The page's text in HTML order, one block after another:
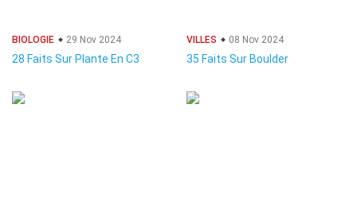
BIOLOGIE 29 Nov 2024
28 Faits Sur Plante En C3
VILLES 08 Nov 2024
35 Faits Sur Boulder